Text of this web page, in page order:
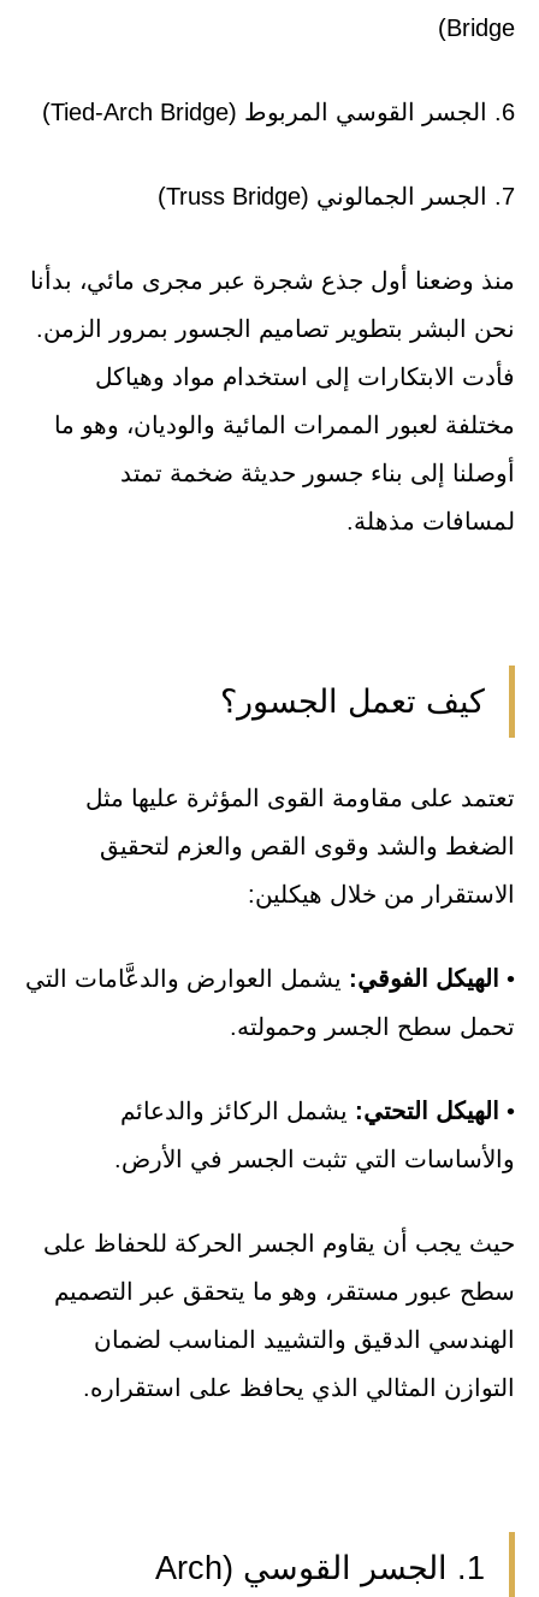
Bridge)
6. الجسر القوسي المربوط (Tied-Arch Bridge)
7. الجسر الجمالوني (Truss Bridge)
منذ وضعنا أول جذع شجرة عبر مجرى مائي، بدأنا
نحن البشر بتطوير تصاميم الجسور بمرور الزمن.
فأدت الابتكارات إلى استخدام مواد وهياكل
مختلفة لعبور الممرات المائية والوديان، وهو ما
أوصلنا إلى بناء جسور حديثة ضخمة تمتد
لمسافات مذهلة.
كيف تعمل الجسور؟
تعتمد على مقاومة القوى المؤثرة عليها مثل
الضغط والشد وقوى القص والعزم لتحقيق
الاستقرار من خلال هيكلين:
• الهيكل الفوقي: يشمل العوارض والدعَّامات التي
تحمل سطح الجسر وحمولته.
• الهيكل التحتي: يشمل الركائز والدعائم
والأساسات التي تثبت الجسر في الأرض.
حيث يجب أن يقاوم الجسر الحركة للحفاظ على
سطح عبور مستقر، وهو ما يتحقق عبر التصميم
الهندسي الدقيق والتشييد المناسب لضمان
التوازن المثالي الذي يحافظ على استقراره.
1. الجسر القوسي (Arch